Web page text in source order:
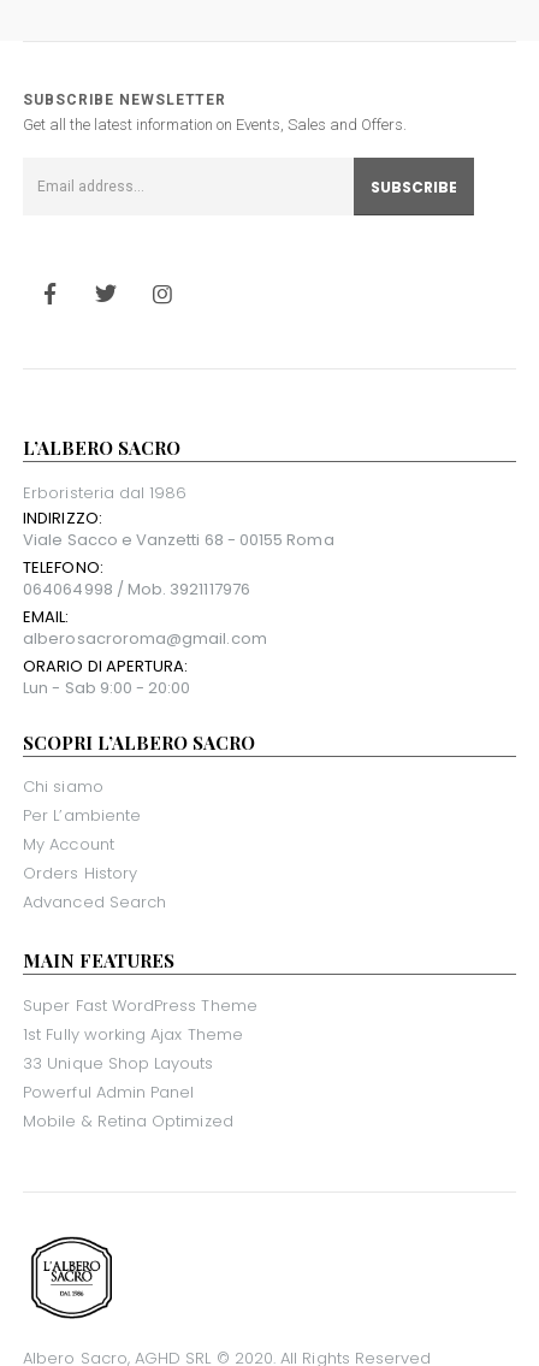
SUBSCRIBE NEWSLETTER
Get all the latest information on Events, Sales and Offers.
L’ALBERO SACRO
Erboristeria dal 1986
INDIRIZZO:
Viale Sacco e Vanzetti 68 - 00155 Roma
TELEFONO:
064064998 / Mob. 3921117976
EMAIL:
alberosacroroma@gmail.com
ORARIO DI APERTURA:
Lun - Sab 9:00 - 20:00
SCOPRI L’ALBERO SACRO
Chi siamo
Per L’ambiente
My Account
Orders History
Advanced Search
MAIN FEATURES
Super Fast WordPress Theme
1st Fully working Ajax Theme
33 Unique Shop Layouts
Powerful Admin Panel
Mobile & Retina Optimized
Albero Sacro, AGHD SRL © 2020. All Rights Reserved